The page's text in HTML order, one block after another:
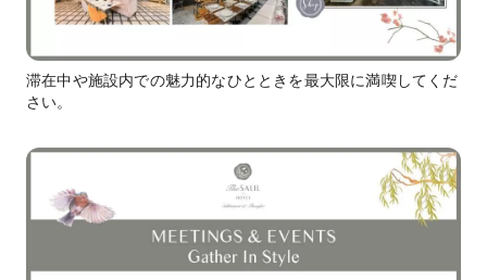
滞在中や施設内での魅力的なひとときを最大限に満喫してくだ
さい。